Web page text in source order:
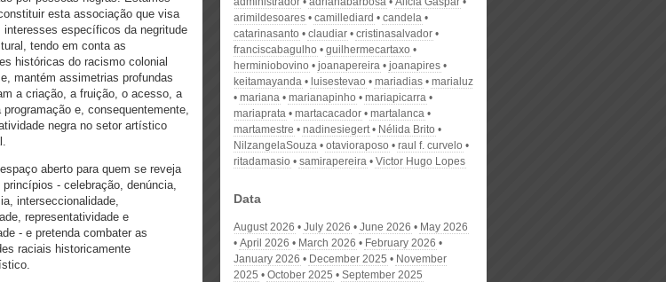
esta associação que visa
interesses específicos da negritude
tendo em conta as
históricas do racismo colonial
mantém assimetrias profundas
a criação, a fruição, o acesso, a
programação e, consequentemente,
negra no setor artístico
aberto para quem se reveja
- celebração, denúncia,
interseccionalidade,
representatividade e
- e pretenda combater as
raciais historicamente
arimildesoares
camillediard
candela
catarinasanto
claudiar
cristinasalvador
franciscabagulho
guilhermecartaxo
herminiobovino
joanapereira
joanapires
keitamayanda
luisestevao mariadias
marialuz
mariana
marianapinho
mariapicarra
mariaprata
martacacador
martalanca
martamestre
nadinesiegert
Nélida Brito
NilzangelaSouza
otavioraposo
raul f. curvelo
ritadamasio
samirapereira Victor Hugo Lopes
Data
August 2026 July 2026 June 2026
May 2026
April 2026
March 2026
February 2026
January 2026
December 2025
November
2025
October 2025 September 2025